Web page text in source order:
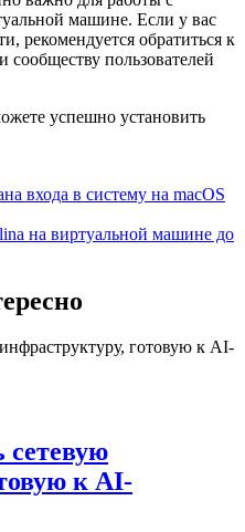
машине. Если у вас
рекомендуется обратиться к
пользователей
успешно установить
входа в систему на macOS
на виртуальной машине до
сетевую
к AI-